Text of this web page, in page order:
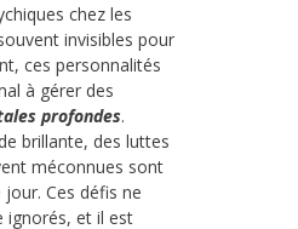
chez les
invisibles pour
ces personnalités
à gérer des
profondes.
brillante, des luttes
méconnues sont
Ces défis ne
ignorés, et il est